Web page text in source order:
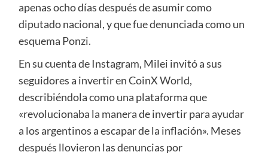
apenas ocho días después de asumir como
diputado nacional, y que fue denunciada como un
esquema Ponzi.
En su cuenta de Instagram, Milei invitó a sus
seguidores a invertir en CoinX World,
describiéndola como una plataforma que
«revolucionaba la manera de invertir para ayudar
a los argentinos a escapar de la inflación». Meses
después llovieron las denuncias por